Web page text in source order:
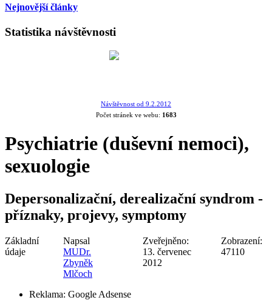
Nejnovější články
Statistika návštěvnosti
Návštěvnost od 9.2.2012
Počet stránek ve webu: 1683
Psychiatrie (duševní nemoci),
sexuologie
Depersonalizační, derealizační syndrom -
příznaky, projevy, symptomy
Základní
údaje
Napsal
MUDr.
Zbyněk
Mlčoch
Zveřejněno:
13. červenec
2012
Zobrazení:
47110
Reklama: Google Adsense